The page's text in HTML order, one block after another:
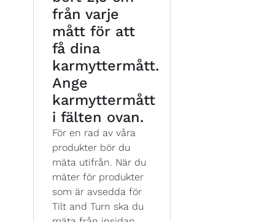
från varje
mått för att
få dina
karmyttermått.
Ange
karmyttermått
i fälten ovan.
För en rad av våra
produkter bör du
mäta utifrån. När du
mäter för produkter
som är avsedda för
Tilt and Turn ska du